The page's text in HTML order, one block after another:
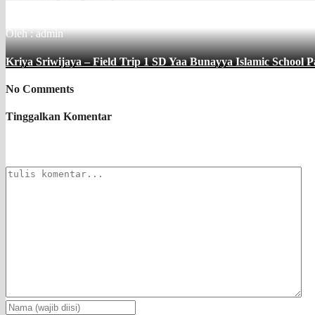
Oleh : admin
Kriya Sriwijaya – Field Trip 1 SD Yaa Bunayya Islamic School
No Comments
Tinggalkan Komentar